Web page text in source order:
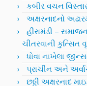
કબીર વચન
અક્ષરનાદનો
હીરામંડી –
ચીતરવાની કુત્સિત
ધોવા નાખેલા
પ્રાચીન અને
છઠ્ઠી અક્ષરનાદ